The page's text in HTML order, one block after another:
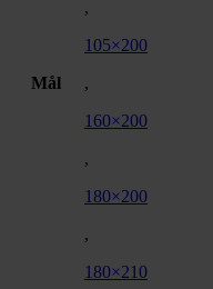
Mål
,
105×200
,
160×200
,
180×200
,
180×210